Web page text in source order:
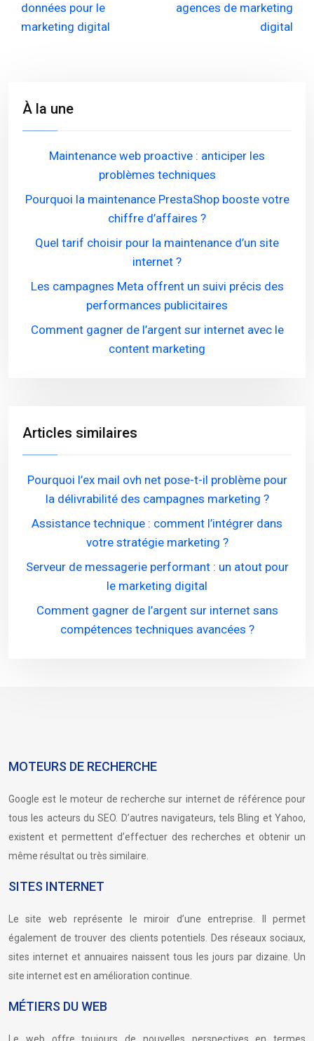
données pour le
marketing digital
agences de marketing
digital
À la une
Maintenance web proactive : anticiper les
problèmes techniques
Pourquoi la maintenance PrestaShop booste votre
chiffre d’affaires ?
Quel tarif choisir pour la maintenance d’un site
internet ?
Les campagnes Meta offrent un suivi précis des
performances publicitaires
Comment gagner de l’argent sur internet avec le
content marketing
Articles similaires
Pourquoi l’ex mail ovh net pose-t-il problème pour
la délivrabilité des campagnes marketing ?
Assistance technique : comment l’intégrer dans
votre stratégie marketing ?
Serveur de messagerie performant : un atout pour
le marketing digital
Comment gagner de l’argent sur internet sans
compétences techniques avancées ?
MOTEURS DE RECHERCHE
Google est le moteur de recherche sur internet de référence pour
tous les acteurs du SEO. D’autres navigateurs, tels Bling et Yahoo,
existent et permettent d’effectuer des recherches et obtenir un
même résultat ou très similaire.
SITES INTERNET
Le site web représente le miroir d’une entreprise. Il permet
également de trouver des clients potentiels. Des réseaux sociaux,
sites internet et annuaires naissent tous les jours par dizaine. Un
site internet est en amélioration continue.
MÉTIERS DU WEB